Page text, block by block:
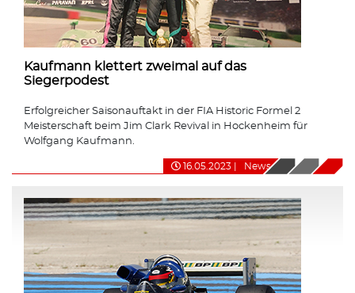
Kaufmann klettert zweimal auf das
Siegerpodest
Erfolgreicher Saisonauftakt in der FIA Historic Formel 2
Meisterschaft beim Jim Clark Revival in Hockenheim für
Wolfgang Kaufmann.
16.05.2023 News